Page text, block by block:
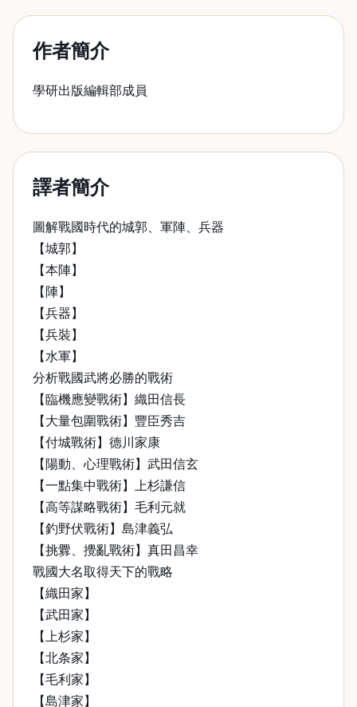
作者簡介
學研出版編輯部成員
譯者簡介
圖解戰國時代的城郭、軍陣、兵器
【城郭】
【本陣】
【陣】
【兵器】
【兵裝】
【水軍】
分析戰國武將必勝的戰術
【臨機應變戰術】織田信長
【大量包圍戰術】豐臣秀吉
【付城戰術】德川家康
【陽動、心理戰術】武田信玄
【一點集中戰術】上杉謙信
【高等謀略戰術】毛利元就
【釣野伏戰術】島津義弘
【挑釁、攪亂戰術】真田昌幸
戰國大名取得天下的戰略
【織田家】
【武田家】
【上杉家】
【北条家】
【毛利家】
【島津家】